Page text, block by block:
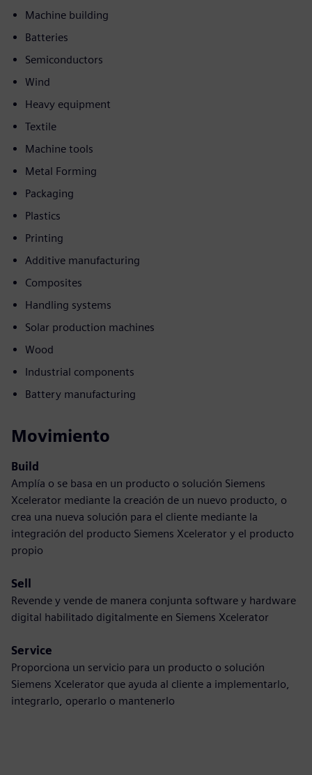
Machine building
Batteries
Semiconductors
Wind
Heavy equipment
Textile
Machine tools
Metal Forming
Packaging
Plastics
Printing
Additive manufacturing
Composites
Handling systems
Solar production machines
Wood
Industrial components
Battery manufacturing
Movimiento
Build
Amplía o se basa en un producto o solución Siemens
Xcelerator mediante la creación de un nuevo producto, o
crea una nueva solución para el cliente mediante la
integración del producto Siemens Xcelerator y el producto
propio
Sell
Revende y vende de manera conjunta software y hardware
digital habilitado digitalmente en Siemens Xcelerator
Service
Proporciona un servicio para un producto o solución
Siemens Xcelerator que ayuda al cliente a implementarlo,
integrarlo, operarlo o mantenerlo